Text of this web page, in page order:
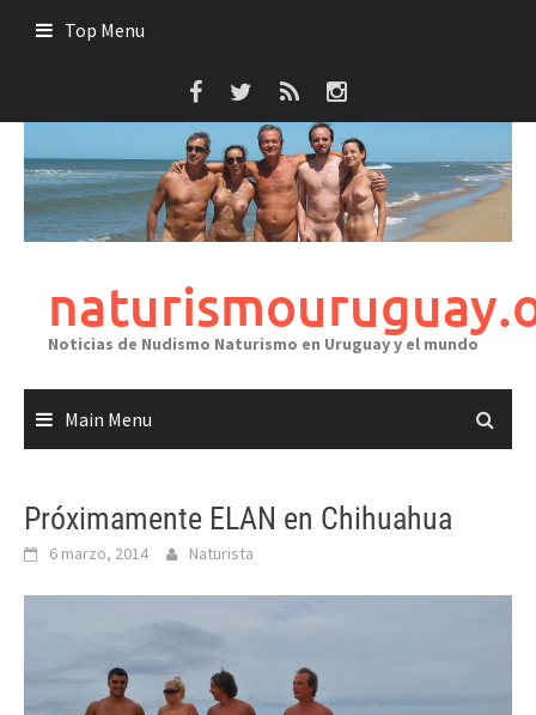
Top Menu
Noticias de Nudismo Naturismo en Uruguay y el mundo
Main Menu
Próximamente ELAN en Chihuahua
6 marzo, 2014 Naturista